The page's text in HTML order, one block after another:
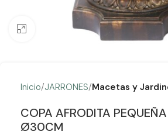
Clic para ampliar
Inicio JARRONES Macetas y
COPA AFRODITA
Ø30CM